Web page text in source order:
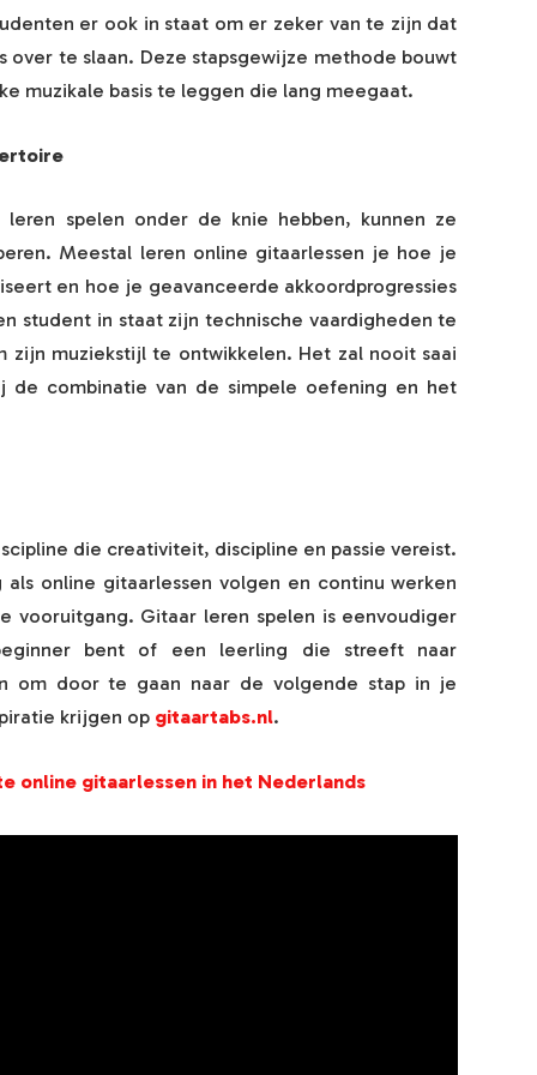
er ook in staat om er zeker van te zijn dat
te slaan. Deze stapsgewijze methode bouwt
muzikale basis te leggen die lang meegaat.
spelen onder de knie hebben, kunnen ze
Meestal leren online gitaarlessen je hoe je
en hoe je geavanceerde akkoordprogressies
student in staat zijn technische vaardigheden te
muziekstijl te ontwikkelen. Het zal nooit saai
de combinatie van de simpele oefening en het
die creativiteit, discipline en passie vereist.
online gitaarlessen volgen en continu werken
vooruitgang. Gitaar leren spelen is eenvoudiger
bent of een leerling die streeft naar
om door te gaan naar de volgende stap in je
krijgen op gitaartabs.nl.
online gitaarlessen in het Nederlands